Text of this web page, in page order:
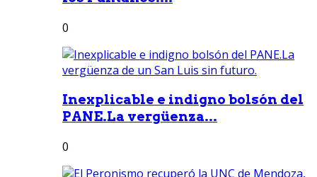
0
Inexplicable e indigno bolsón del
PANE.La vergüenza...
0